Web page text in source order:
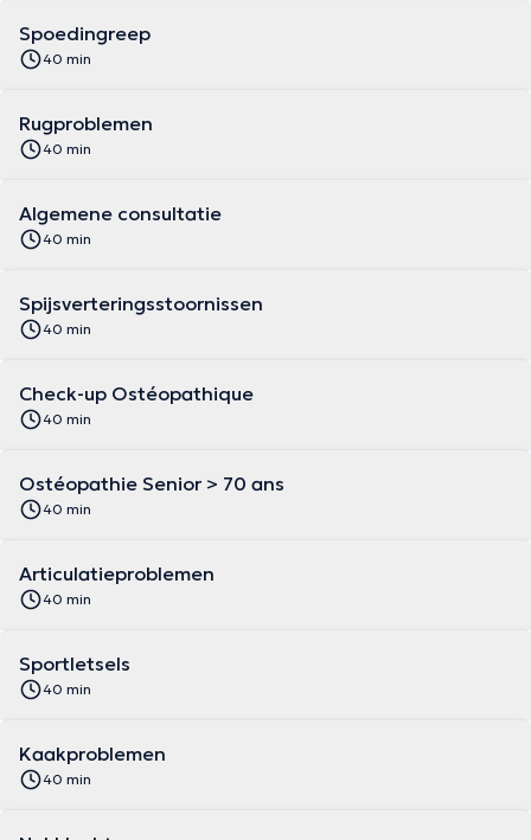
Spoedingreep
40 min
Rugproblemen
40 min
Algemene consultatie
40 min
Spijsverteringsstoornissen
40 min
Check-up Ostéopathique
40 min
Ostéopathie Senior > 70 ans
40 min
Articulatieproblemen
40 min
Sportletsels
40 min
Kaakproblemen
40 min